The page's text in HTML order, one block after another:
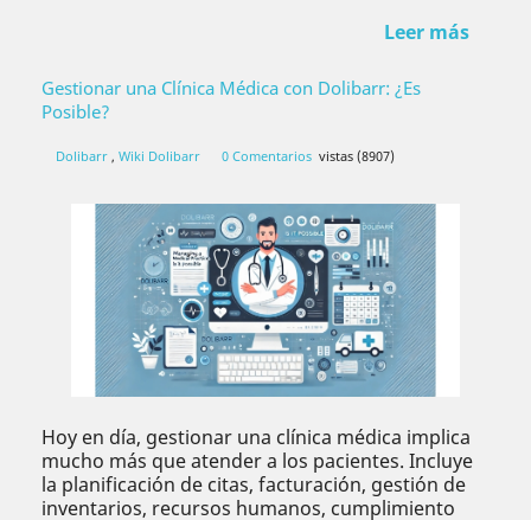
Leer más
Gestionar una Clínica Médica con Dolibarr: ¿Es
Posible?
Dolibarr , Wiki Dolibarr 0 Comentarios vistas (8907)
Hoy en día, gestionar una clínica médica implica
mucho más que atender a los pacientes. Incluye
la planificación de citas, facturación, gestión de
inventarios, recursos humanos, cumplimiento